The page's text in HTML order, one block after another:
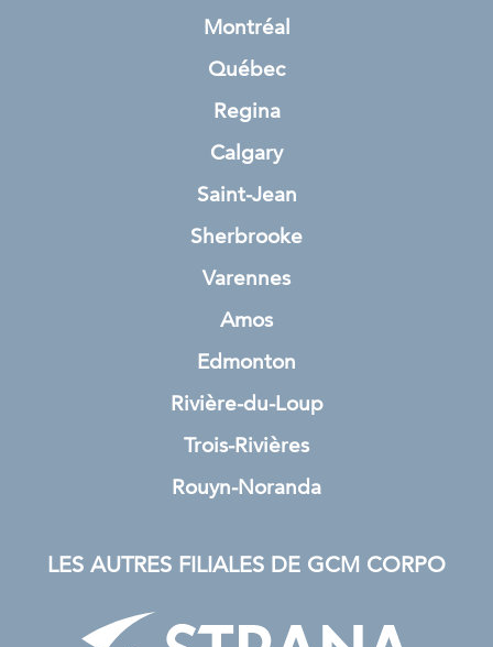
Montréal
Québec
Regina
Calgary
Saint-Jean
Sherbrooke
Varennes
Amos
Edmonton
Rivière-du-Loup
Trois-Rivières
Rouyn-Noranda
LES AUTRES FILIALES DE GCM CORPO